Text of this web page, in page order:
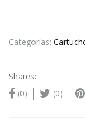
Categorías:
Shares:
(0)
(0)